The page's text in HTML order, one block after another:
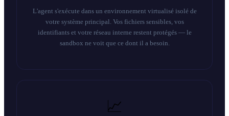
L'agent s'exécute dans un environnement virtualisé isolé de
votre système principal. Vos fichiers sensibles, vos
identifiants et votre réseau interne restent protégés — le
sandbox ne voit que ce dont il a besoin.
📈